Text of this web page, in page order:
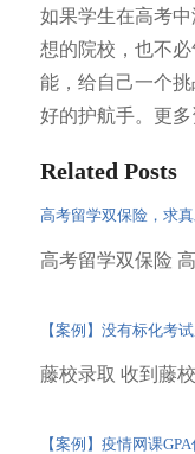
如果学生在高考
想的院校，也不
能，给自己一个
好的护航手。更
Related Posts
高考留学双保险，求
高考留学双保险
【案例】没有标化考
藤校录取 收到藤
【案例】疫情网课